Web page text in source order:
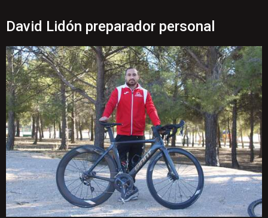
David Lidón preparador personal